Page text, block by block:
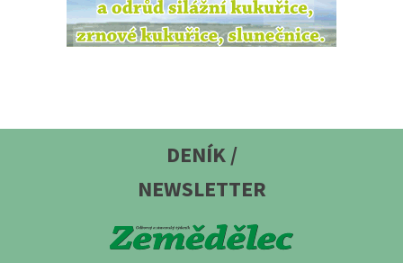
DENÍK /
NEWSLETTER